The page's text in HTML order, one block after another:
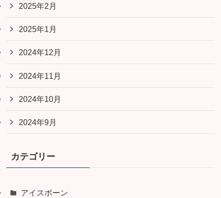
2025年2月
2025年1月
2024年12月
2024年11月
2024年10月
2024年9月
カテゴリー
アイスボーン